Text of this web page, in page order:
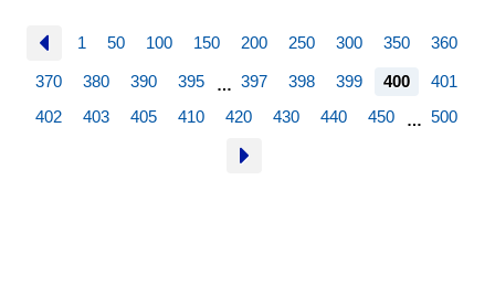
1 50 100 150 200 250 300 350 360
370 380 390 395 … 397 398 399 400
401
402
403 405 410 420 430 440 450 … 500